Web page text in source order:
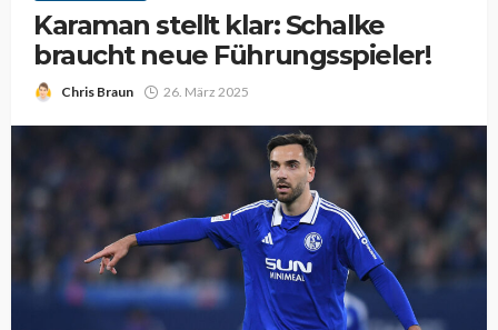
Karaman stellt klar: Schalke
braucht neue Führungsspieler!
Chris Braun 26. März 2025